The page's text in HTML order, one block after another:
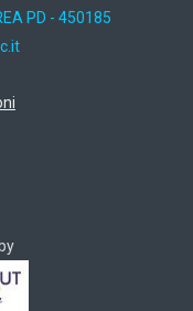
PD - 450185